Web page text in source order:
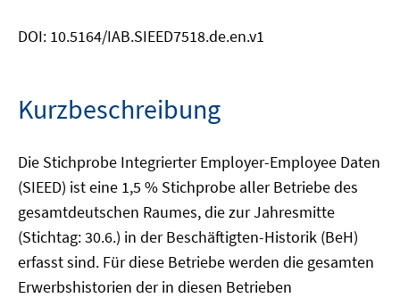
DOI: 10.5164/IAB.SIEED7518.de.en.v1
Kurzbeschreibung
Die Stichprobe Integrierter Employer-Employee Daten
(SIEED) ist eine 1,5 % Stichprobe aller Betriebe des
gesamtdeutschen Raumes, die zur Jahresmitte
(Stichtag: 30.6.) in der Beschäftigten-Historik (BeH)
erfasst sind. Für diese Betriebe werden die gesamten
Erwerbshistorien der in diesen Betrieben